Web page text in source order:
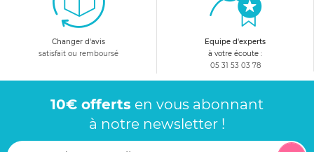
Changer d'avis
satisfait ou remboursé
Equipe d'experts
à votre écoute :
05 31 53 03 78
10€ offerts en vous abonnant
à notre newsletter !